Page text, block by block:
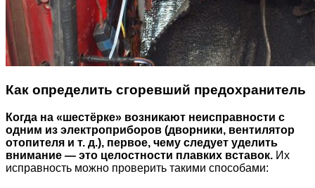
Как определить сгоревший предохранитель
Когда на «шестёрке» возникают неисправности с
одним из электроприборов (дворники, вентилятор
отопителя и т. д.), первое, чему следует уделить
внимание — это целостности плавких вставок. Их
исправность можно проверить такими способами: